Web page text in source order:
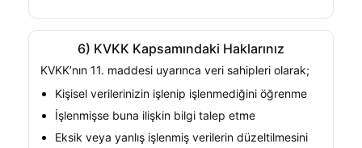
6) KVKK Kapsamındaki Haklarınız
KVKK’nın 11. maddesi uyarınca veri sahipleri olarak;
Kişisel verilerinizin işlenip işlenmediğini öğrenme
İşlenmişse buna ilişkin bilgi talep etme
Eksik veya yanlış işlenmiş verilerin düzeltilmesini